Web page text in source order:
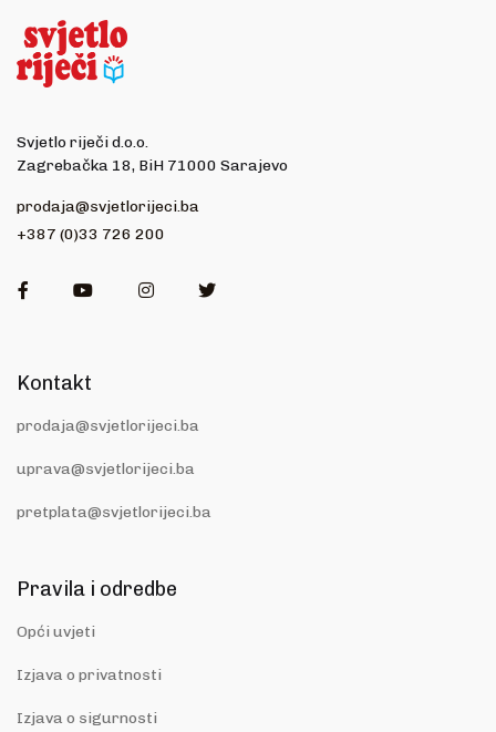
Svjetlo riječi d.o.o.
Zagrebačka 18, BiH 71000 Sarajevo
prodaja@svjetlorijeci.ba
+387 (0)33 726 200
FacebookYoutubeInstagramTwitter
Kontakt
prodaja@svjetlorijeci.ba
uprava@svjetlorijeci.ba
pretplata@svjetlorijeci.ba
Pravila i odredbe
Opći uvjeti
Izjava o privatnosti
Izjava o sigurnosti